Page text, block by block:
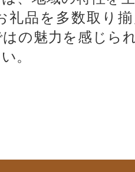
礼品を多数取り
の魅力を感じら
。